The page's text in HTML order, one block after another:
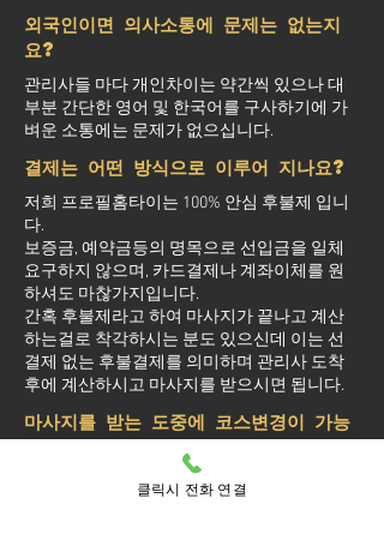
외국인이면 의사소통에 문제는 없는지
요?
관리사들 마다 개인차이는 약간씩 있으나 대
부분 간단한 영어 및 한국어를 구사하기에 가
벼운 소통에는 문제가 없으십니다.
결제는 어떤 방식으로 이루어 지나요?
저희 프로필홈타이는 100% 안심 후불제 입니
다.
보증금, 예약금등의 명목으로 선입금을 일체
요구하지 않으며, 카드결제나 계좌이체를 원
하셔도 마찮가지입니다.
간혹 후불제라고 하여 마사지가 끝나고 계산
하는걸로 착각하시는 분도 있으신데 이는 선
결제 없는 후불결제를 의미하며 관리사 도착
후에 계산하시고 마사지를 받으시면 됩니다.
마사지를 받는 도중에 코스변경이 가능
할까요?
예약된 마사지 서비스가 끝나기 최소 30분 전
클릭시 전화 연결